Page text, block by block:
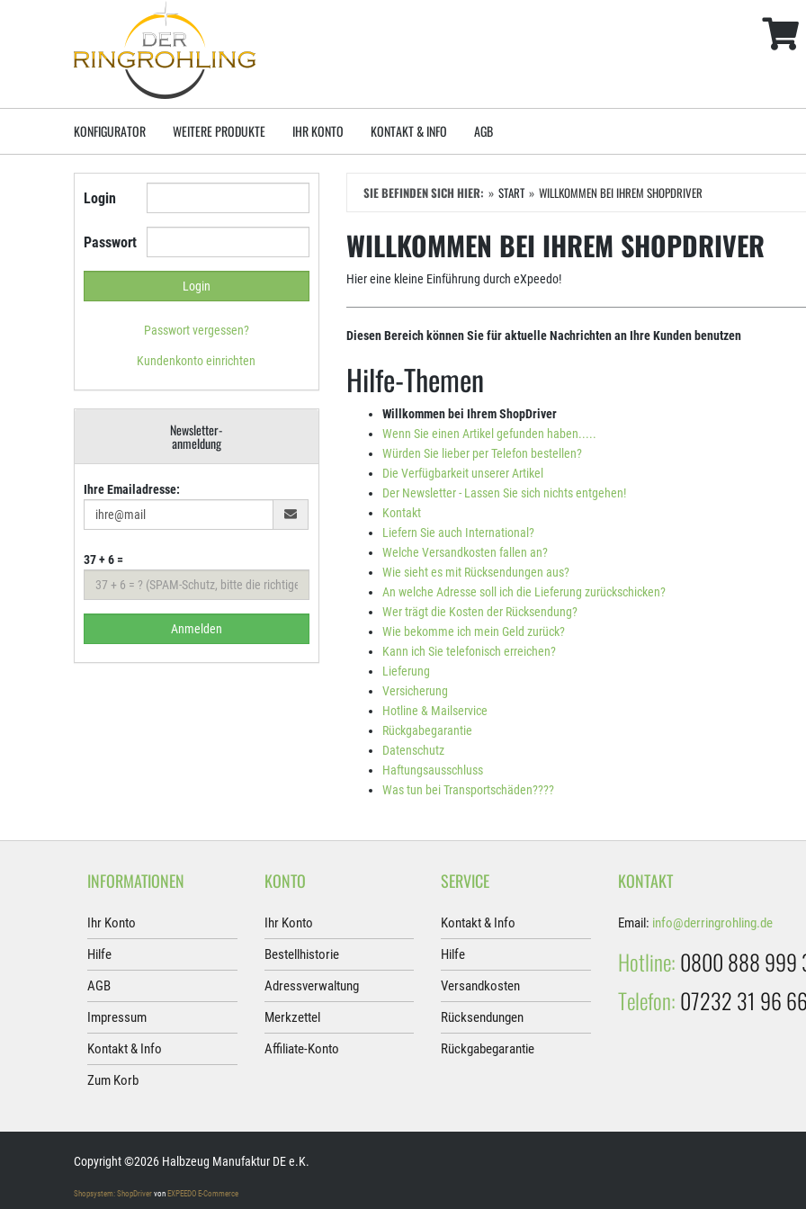
KONFIGURATOR WEITERE PRODUKTE IHR KONTO KONTAKT & INFO AGB
SIE BEFINDEN SICH HIER: START WILLKOMMEN BEI IHREM SHOPDRIVER
WILLKOMMEN BEI IHREM SHOPDRIVER
Hier eine kleine Einführung durch eXpeedo!
Diesen Bereich können Sie für aktuelle Nachrichten an Ihre Kunden benutzen
Hilfe-Themen
Willkommen bei Ihrem ShopDriver
Wenn Sie einen Artikel gefunden haben.....
Würden Sie lieber per Telefon bestellen?
Die Verfügbarkeit unserer Artikel
Der Newsletter - Lassen Sie sich nichts entgehen!
Kontakt
Liefern Sie auch International?
Welche Versandkosten fallen an?
Wie sieht es mit Rücksendungen aus?
An welche Adresse soll ich die Lieferung zurückschicken?
Wer trägt die Kosten der Rücksendung?
Wie bekomme ich mein Geld zurück?
Kann ich Sie telefonisch erreichen?
Lieferung
Versicherung
Hotline & Mailservice
Rückgabegarantie
Datenschutz
Haftungsausschluss
Was tun bei Transportschäden????
Login
Passwort
Passwort vergessen?
Kundenkonto einrichten
Newsletter-
anmeldung
Ihre Emailadresse:
37 + 6 =
Anmelden
INFORMATIONEN
Ihr Konto
Hilfe
AGB
Impressum
Kontakt & Info
Zum Korb
KONTO
Ihr Konto
Bestellhistorie
Adressverwaltung
Merkzettel
Affiliate-Konto
SERVICE
Kontakt & Info
Hilfe
Versandkosten
Rücksendungen
Rückgabegarantie
KONTAKT
Email: info@derringrohling.de
Hotline:0800 888 999
Telefon:07232 31 96
Copyright ©2026 Halbzeug Manufaktur DE e.K.
Shopsystem: ShopDriver von EXPEEDO E-Commerce